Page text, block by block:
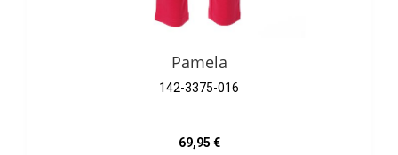
Pamela
142-3375-016
Regulärer Preis:
69,95 €